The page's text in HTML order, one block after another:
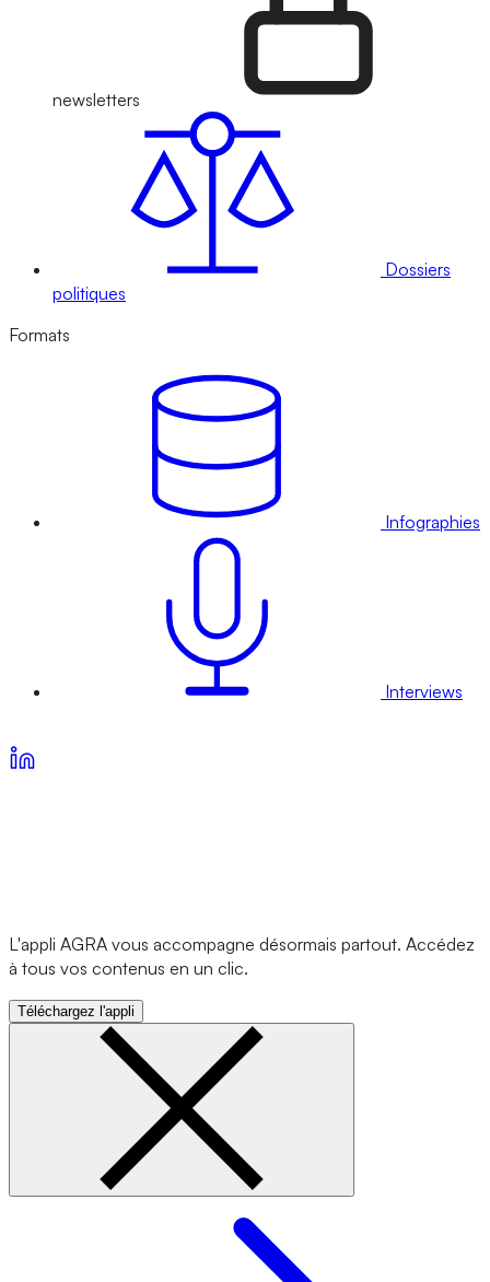
newsletters
Dossiers
politiques
Formats
Infographies
Interviews
L'appli AGRA vous accompagne désormais partout. Accédez
à tous vos contenus en un clic.
Téléchargez l'appli